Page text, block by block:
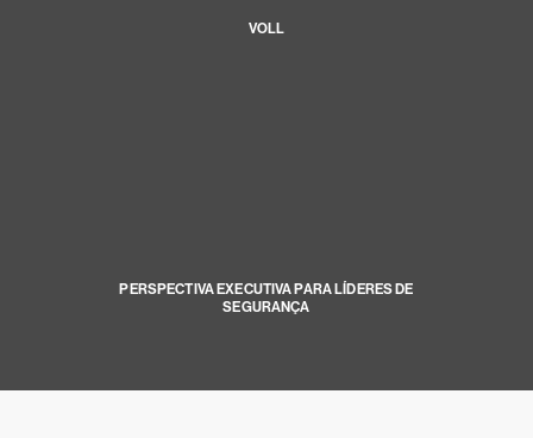
VOLL
PERSPECTIVA EXECUTIVA PARA LÍDERES DE
SEGURANÇA